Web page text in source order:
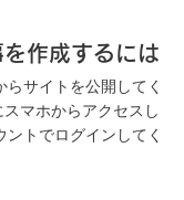
作成するには
サイトを公開してく
マホからアクセスし
トでログインしてく